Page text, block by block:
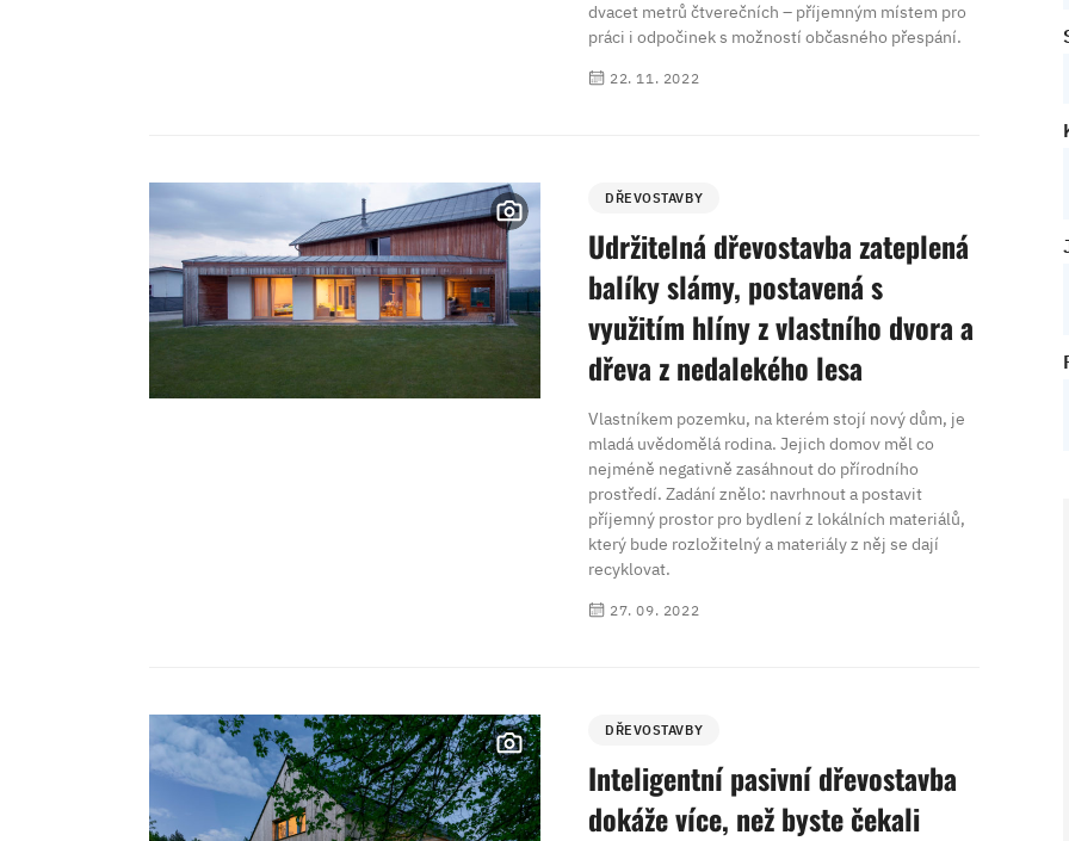
dvacet metrů čtverečních – příjemným místem pro
práci i odpočinek s možností občasného přespání.
22. 11. 2022
DŘEVOSTAVBY
Udržitelná dřevostavba zateplená
balíky slámy, postavená s
využitím hlíny z vlastního dvora a
dřeva z nedalekého lesa
Vlastníkem pozemku, na kterém stojí nový dům, je
mladá uvědomělá rodina. Jejich domov měl co
nejméně negativně zasáhnout do přírodního
prostředí. Zadání znělo: navrhnout a postavit
příjemný prostor pro bydlení z lokálních materiálů,
který bude rozložitelný a materiály z něj se dají
recyklovat.
27. 09. 2022
DŘEVOSTAVBY
Inteligentní pasivní dřevostavba
dokáže více, než byste čekali